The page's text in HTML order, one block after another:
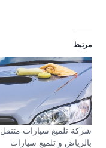
مرتبط
شركة تلميع سيارات متنقل
بالرياض و تلميع سيارات